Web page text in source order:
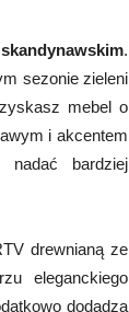
.
sezonie zieleni
mebel o
i akcentem
nadać bardziej
drewnianą ze
eleganckiego
dodadzą